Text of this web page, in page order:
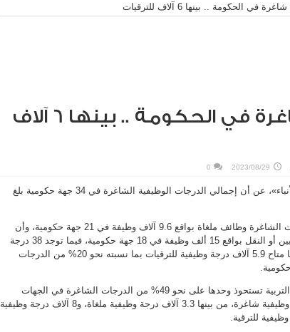
31 ألف وظيفة شاغرة في الحكومة .. بينها 6 آلاف
2023/08/29
0
كشفت بيانات رسمية، اطلعت عليها «الأنباء»، عن أن إجمالي الدرجات الوظيفية الشاغرة في 34 جهة حكومية بلغ
وأظهرت البيانات أن 31.5% من الدرجات الشاغرة وظائف ملغاة بواقع 9.6 آلاف وظيفة في 21 جهة حكومية، وأن
49% من الدرجات الشاغرة وظائف للتعيين أو النقل بواقع 15 ألف وظيفة في 18 جهة حكومية، فيما توجد 38 درجة
وظيفية للنقل فقط في جهة واحدة، بينما متاح 5.9 آلاف درجة وظيفية للترقيات بما نسبته نحو 20% من الدرجات
وتفصيليـــا، أظهــرت البيانات أن وزارة التربية تستحوذ وحدها على نحو 49% من الدرجات الشاغرة في الجهات
الحكومية إذ يوجد بها نحو 15 ألف درجة وظيفية شاغرة، من بينها 3.3 آلاف درجة وظيفية ملغاة، و8 آلاف درجة وظيفية